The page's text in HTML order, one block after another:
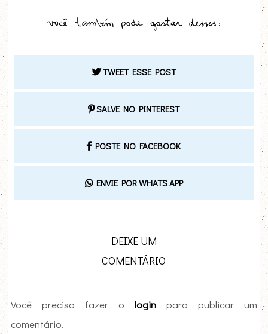
TWEET ESSE POST
SALVE NO PINTEREST
POSTE NO FACEBOOK
ENVIE POR WHATS APP
DEIXE UM
COMENTÁRIO
Você precisa fazer ologin para publicar um
comentário.